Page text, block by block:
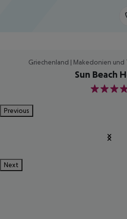
Griechenland | Makedonien und
Sun Beach
4
Previous
Next